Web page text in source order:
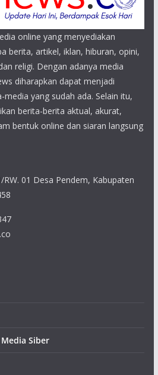
online yang menyediakan
berita, artikel, iklan, hiburan, opini,
religi. Dengan adanya media
diharapkan dapat menjadi
yang sudah ada. Selain itu,
berita-berita aktual, akurat,
bentuk online dan siaran langsung
01 Desa Pendem, Kabupaten
Siber